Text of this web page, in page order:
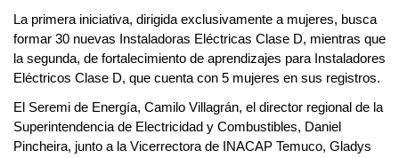
La primera iniciativa, dirigida exclusivamente a mujeres, busca
formar 30 nuevas Instaladoras Eléctricas Clase D, mientras que
la segunda, de fortalecimiento de aprendizajes para Instaladores
Eléctricos Clase D, que cuenta con 5 mujeres en sus registros.
El Seremi de Energía, Camilo Villagrán, el director regional de la
Superintendencia de Electricidad y Combustibles, Daniel
Pincheira, junto a la Vicerrectora de INACAP Temuco, Gladys